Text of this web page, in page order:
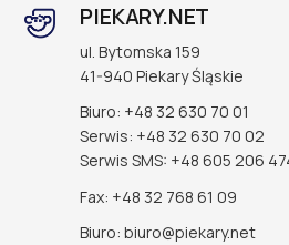
PIEKARY.NET
ul. Bytomska 159
41-940 Piekary Śląskie
Biuro: +48 32 630 70 01
Serwis: +48 32 630 70 02
Serwis SMS: +48 605 206
Fax: +48 32 768 61 09
Biuro: biuro@piekary.net